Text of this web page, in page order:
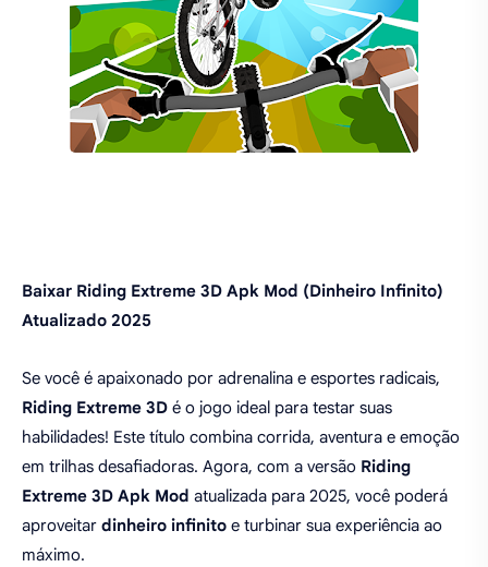
Baixar Riding Extreme 3D Apk Mod (Dinheiro Infinito)
Atualizado 2025
Se você é apaixonado por adrenalina e esportes radicais,
Riding Extreme 3D é o jogo ideal para testar suas
habilidades! Este título combina corrida, aventura e emoção
em trilhas desafiadoras. Agora, com a versão Riding
Extreme 3D Apk Mod atualizada para 2025, você poderá
aproveitar dinheiro infinito e turbinar sua experiência ao
máximo.